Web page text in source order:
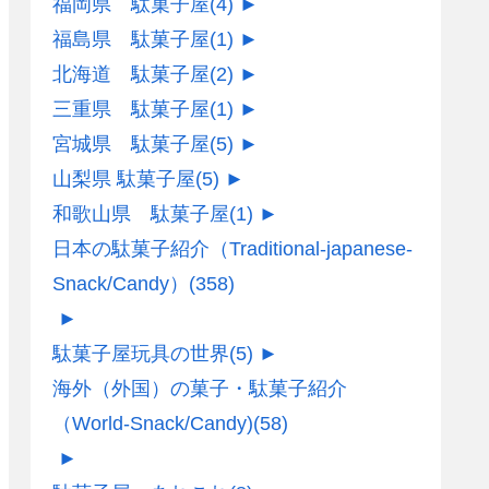
福岡県 駄菓子屋(4) ►
福島県 駄菓子屋(1) ►
北海道 駄菓子屋(2) ►
三重県 駄菓子屋(1) ►
宮城県 駄菓子屋(5) ►
山梨県 駄菓子屋(5) ►
和歌山県 駄菓子屋(1) ►
日本の駄菓子紹介（Traditional-japanese-
Snack/Candy） (358)
►
駄菓子屋玩具の世界(5) ►
海外（外国）の菓子・駄菓子紹介
（World-Snack/Candy)(58)
►